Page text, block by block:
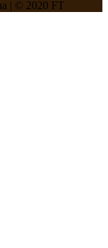
| © 2020 FT